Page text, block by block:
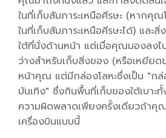
ในที่เก็บสัมภาระเหนือศีรษะ (หากคุ
ในที่เก็บสัมภาระเหนือศีรษะได้) และสิ่
ใต้ที่นั่งด้านหน้า แต่เมื่อคุณมองลงไ
ว่างสำหรับเก็บสิ่งของ (หรือเหยียด
หน้าคุณ แต่มีกล่องโลหะซึ่งเป็น "ก
บันเทิง" ซึ่งกินพื้นที่เก็บของใต้เบาะทั้
ความผิดพลาดเพียงครั้งเดียวถ้าคุ
เครื่องบินแบบนี้